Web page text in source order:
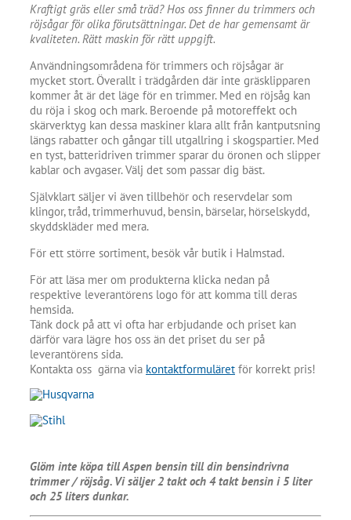
Kraftigt gräs eller små träd? Hos oss finner du trimmers och
röjsågar för olika förutsättningar. Det de har gemensamt är
kvaliteten. Rätt maskin för rätt uppgift.
Användningsområdena för trimmers och röjsågar är
mycket stort. Överallt i trädgården där inte gräsklipparen
kommer åt är det läge för en trimmer. Med en röjsåg kan
du röja i skog och mark. Beroende på motoreffekt och
skärverktyg kan dessa maskiner klara allt från kantputsning
längs rabatter och gångar till utgallring i skogspartier. Med
en tyst, batteridriven trimmer sparar du öronen och slipper
kablar och avgaser. Välj det som passar dig bäst.
Självklart säljer vi även tillbehör och reservdelar som
klingor, tråd, trimmerhuvud, bensin, bärselar, hörselskydd,
skyddskläder med mera.
För ett större sortiment, besök vår butik i Halmstad.
För att läsa mer om produkterna klicka nedan på
respektive leverantörens logo för att komma till deras
hemsida.
Tänk dock på att vi ofta har erbjudande och priset kan
därför vara lägre hos oss än det priset du ser på
leverantörens sida.
Kontakta oss gärna via kontaktformuläret för korrekt pris!
Glöm inte köpa till Aspen bensin till din bensindrivna
trimmer / röjsåg. Vi säljer 2 takt och 4 takt bensin i 5 liter
och 25 liters dunkar.